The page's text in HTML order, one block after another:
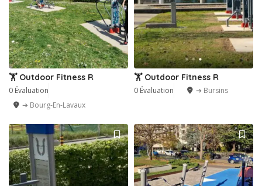
🏋️ Outdoor Fitness R
0 Évaluation
➔ Bourg-En-Lavaux
🏋️ Outdoor Fitness R
0 Évaluation ➔ Bursins